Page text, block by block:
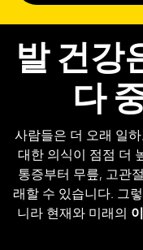
발 건강
다
사람들은 더 오래 일
대한 의식이 점점 더
통증부터 무릎, 고관
래할 수 있습니다. 그
니라 현재와 미래의